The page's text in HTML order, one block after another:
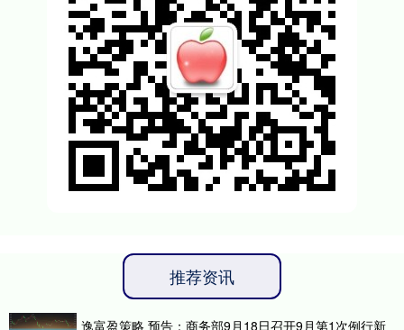
推荐资讯
逸富盈策略 预告：商务部9月18日召开9月第1次例行新